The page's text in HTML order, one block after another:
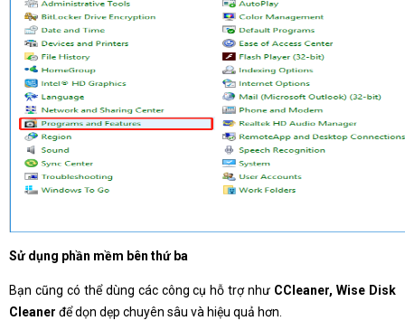
Sử dụng phần mềm bên thứ ba
Bạn cũng có thể dùng các công cụ hỗ trợ như CCleaner, Wise Disk
Cleaner để dọn dẹp chuyên sâu và hiệu quả hơn.